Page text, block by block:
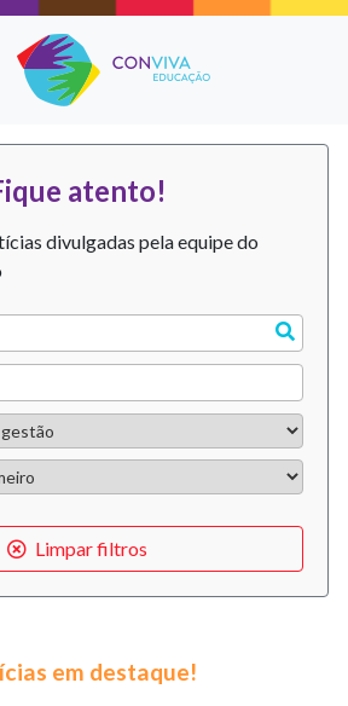
atento!
divulgadas pela equipe do
Limpar filtros
em destaque!